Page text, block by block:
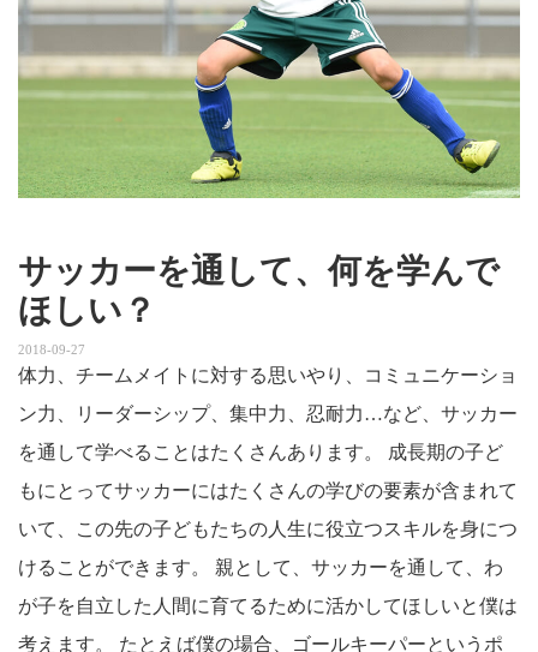
サッカーを通して、何を学んで
ほしい？
2018-09-27
体力、チームメイトに対する思いやり、コミュニケーショ
ン力、リーダーシップ、集中力、忍耐力…など、サッカー
を通して学べることはたくさんあります。 成長期の子ど
もにとってサッカーにはたくさんの学びの要素が含まれて
いて、この先の子どもたちの人生に役立つスキルを身につ
けることができます。 親として、サッカーを通して、わ
が子を自立した人間に育てるために活かしてほしいと僕は
考えます。 たとえば僕の場合、ゴールキーパーというポ